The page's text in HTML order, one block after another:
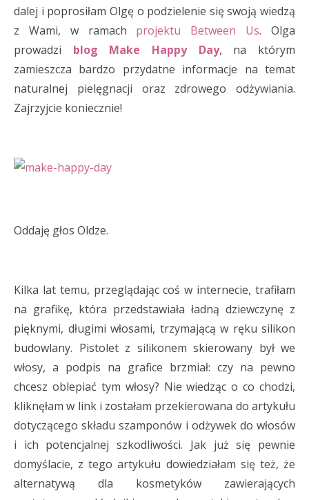
dalej i poprosiłam Olgę o podzielenie się swoją wiedzą
z Wami, w ramach projektu Between Us. Olga
prowadzi blog Make Happy Day, na którym
zamieszcza bardzo przydatne informacje na temat
naturalnej pielęgnacji oraz zdrowego odżywiania.
Zajrzyjcie koniecznie!
Oddaję głos Oldze.
Kilka lat temu, przeglądając coś w internecie, trafiłam
na grafikę, która przedstawiała ładną dziewczynę z
pięknymi, długimi włosami, trzymającą w ręku silikon
budowlany. Pistolet z silikonem skierowany był we
włosy, a podpis na grafice brzmiał: czy na pewno
chcesz oblepiać tym włosy? Nie wiedząc o co chodzi,
kliknęłam w link i zostałam przekierowana do artykułu
dotyczącego składu szamponów i odżywek do włosów
i ich potencjalnej szkodliwości. Jak już się pewnie
domyślacie, z tego artykułu dowiedziałam się też, że
alternatywą dla kosmetyków zawierających